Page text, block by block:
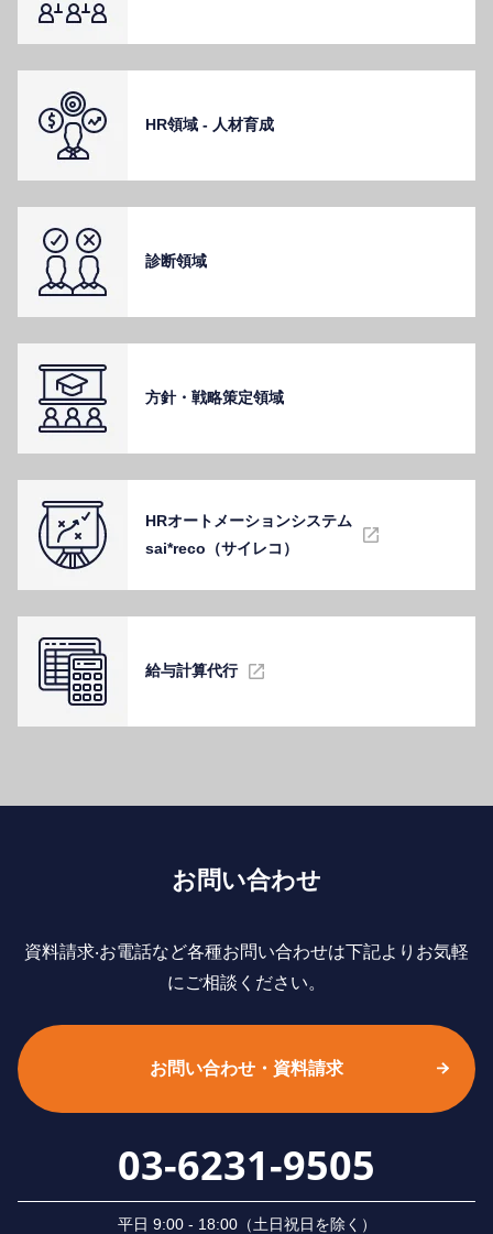
HR領域 - ⼈材育成
診断領域
⽅針・戦略策定領域
HRオートメーションシステム
sai*reco（サイレコ）
給与計算代⾏
お問い合わせ
資料請求‧お電話など各種お問い合わせは下記よりお気軽
にご相談ください。
お問い合わせ・資料請求
03-6231-9505
平⽇ 9:00 - 18:00（⼟⽇祝⽇を除く）